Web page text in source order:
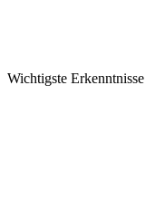
Wichtigste Erkenntnisse